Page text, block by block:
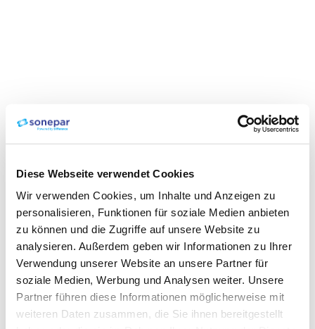
Diese Webseite verwendet Cookies
Wir verwenden Cookies, um Inhalte und Anzeigen zu
personalisieren, Funktionen für soziale Medien anbieten
zu können und die Zugriffe auf unsere Website zu
analysieren. Außerdem geben wir Informationen zu Ihrer
Verwendung unserer Website an unsere Partner für
soziale Medien, Werbung und Analysen weiter. Unsere
Partner führen diese Informationen möglicherweise mit
weiteren Daten zusammen, die Sie ihnen bereitgestellt